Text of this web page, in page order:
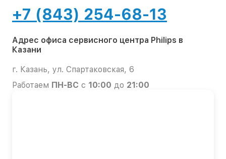
+7 (843) 254-68-13
Адрес офиса сервисного центра Philips в
Казани
г. Казань, ул. Спартаковская, 6
Работаем ПН-ВС с 10:00 до 21:00